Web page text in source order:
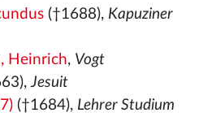
(†1688), Kapuziner
Heinrich, Vogt
Jesuit
(†1684), Lehrer Studium